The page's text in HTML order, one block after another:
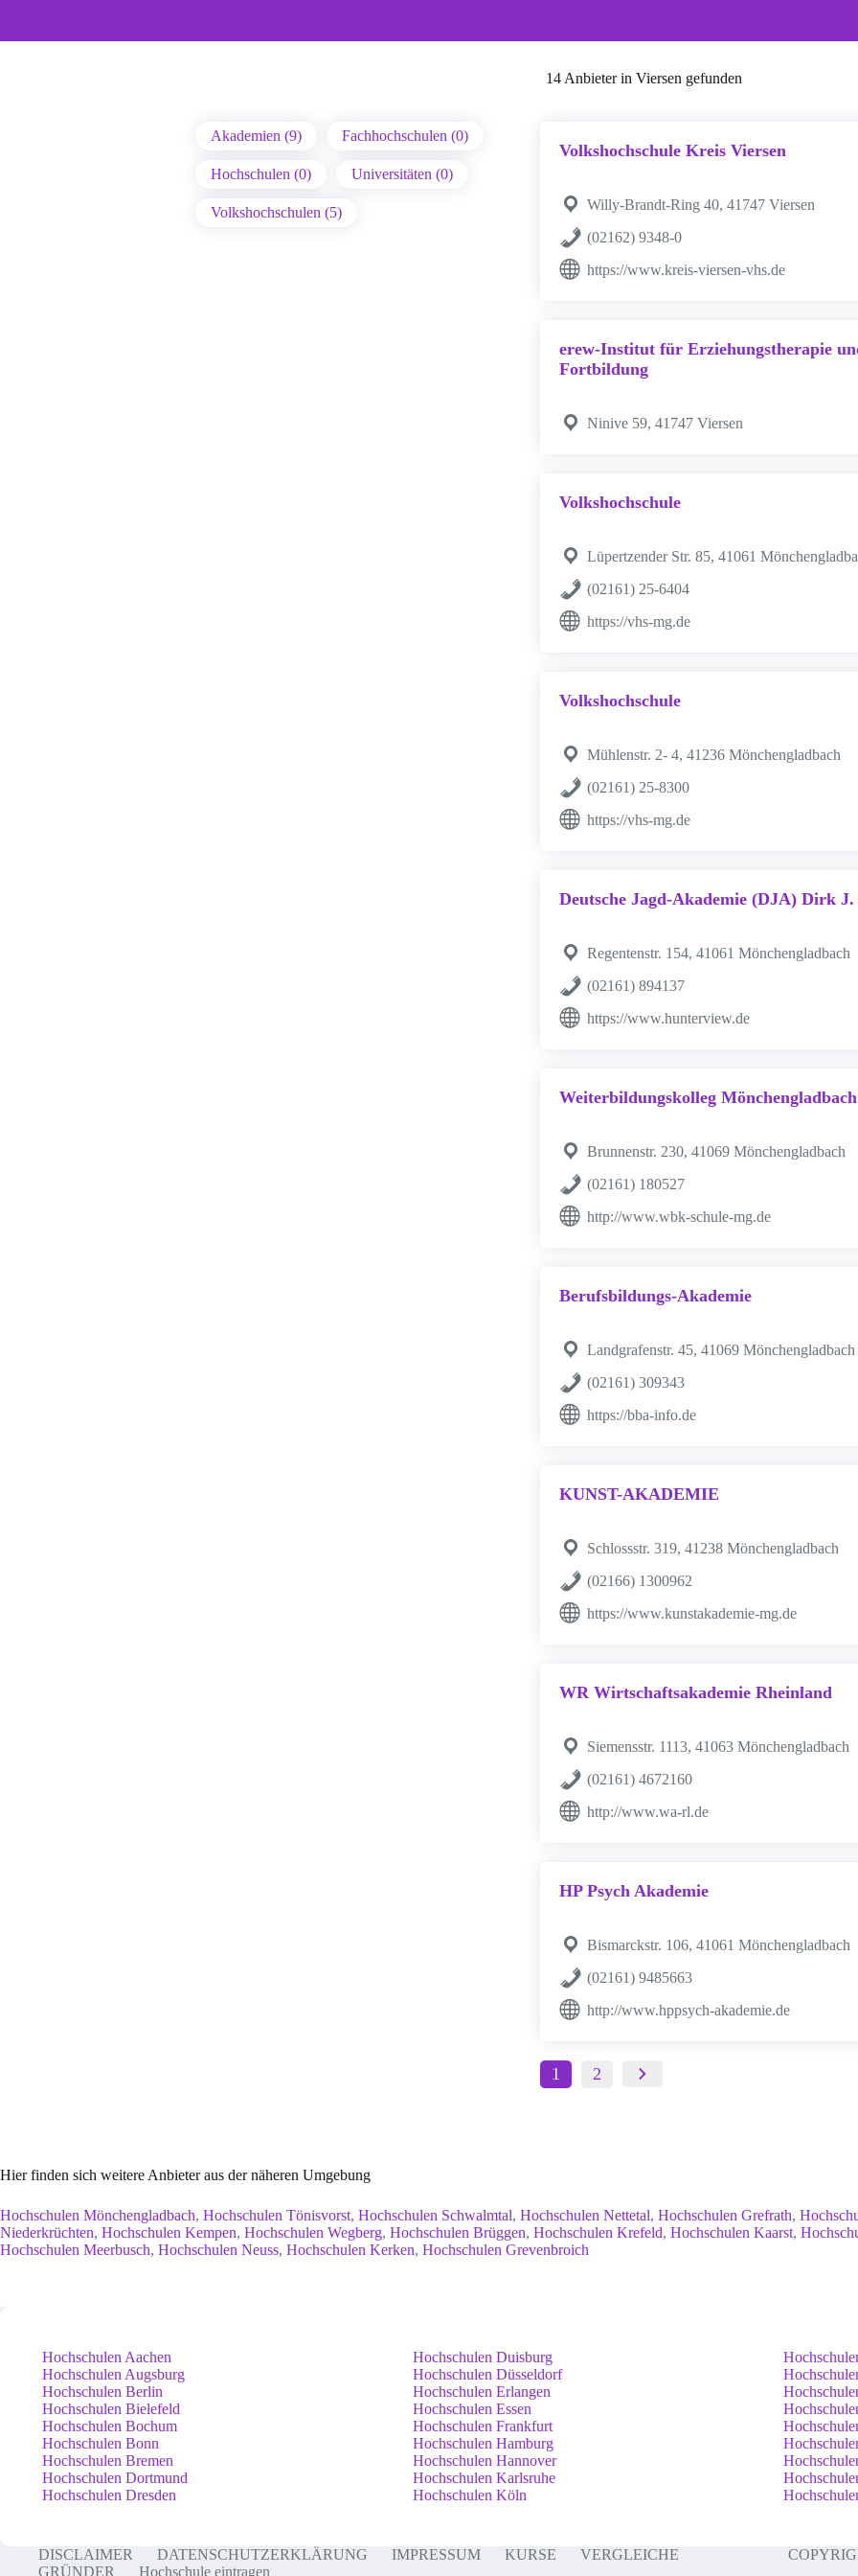
14 Anbieter in Viersen gefunden
Akademien (9) Fachhochschulen (0)
Hochschulen (0) Universitäten (0)
Volkshochschulen (5)
Volkshochschule Kreis Viersen
Willy-Brandt-Ring 40, 41747 Viersen
(02162) 9348-0
https://www.kreis-viersen-vhs.de
erew-Institut für Erziehungstherapie
Fortbildung
Ninive 59, 41747 Viersen
Volkshochschule
Lüpertzender Str. 85, 41061
(02161) 25-6404
https://vhs-mg.de
Volkshochschule
Mühlenstr. 2- 4, 41236 Mönchengladbach
(02161) 25-8300
https://vhs-mg.de
Deutsche Jagd-Akademie (DJA) Dirk
Regentenstr. 154, 41061 Mönchengladbach
(02161) 894137
https://www.hunterview.de
Weiterbildungskolleg Mönchengladbach
Brunnenstr. 230, 41069 Mönchengladbach
(02161) 180527
http://www.wbk-schule-mg.de
Berufsbildungs-Akademie
Landgrafenstr. 45, 41069 Mönchengladbach
(02161) 309343
https://bba-info.de
KUNST-AKADEMIE
Schlossstr. 319, 41238 Mönchengladbach
(02166) 1300962
https://www.kunstakademie-mg.de
WR Wirtschaftsakademie Rheinland
Siemensstr. 1113, 41063 Mönchengladbach
(02161) 4672160
http://www.wa-rl.de
HP Psych Akademie
Bismarckstr. 106, 41061 Mönchengladbach
(02161) 9485663
http://www.hppsych-akademie.de
1 2
Hier finden sich weitere Anbieter aus der näheren Umgebung
Hochschulen Mönchengladbach, Hochschulen Tönisvorst, Hochschulen Schwalmtal, Hochschulen Nettetal, Hochschulen Grefrath,
Niederkrüchten, Hochschulen Kempen, Hochschulen Wegberg, Hochschulen Brüggen, Hochschulen Krefeld, Hochschulen Kaarst,
Hochschulen Meerbusch, Hochschulen Neuss, Hochschulen Kerken, Hochschulen Grevenbroich
Hochschulen Aachen
Hochschulen Augsburg
Hochschulen Berlin
Hochschulen Bielefeld
Hochschulen Bochum
Hochschulen Bonn
Hochschulen Bremen
Hochschulen Dortmund
Hochschulen Dresden
Hochschulen Duisburg
Hochschulen Düsseldorf
Hochschulen Erlangen
Hochschulen Essen
Hochschulen Frankfurt
Hochschulen Hamburg
Hochschulen Hannover
Hochschulen Karlsruhe
Hochschulen Köln
DISCLAIMER DATENSCHUTZERKLÄRUNG IMPRESSUM KURSE
VERGLEICHE
GRÜNDER
Hochschule eintragen